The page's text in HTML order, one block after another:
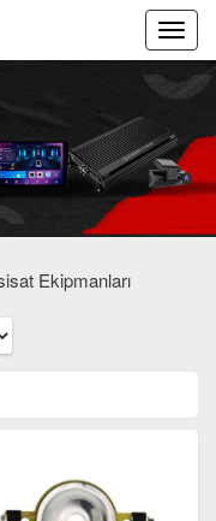
Main
Menu
Ekipmanları